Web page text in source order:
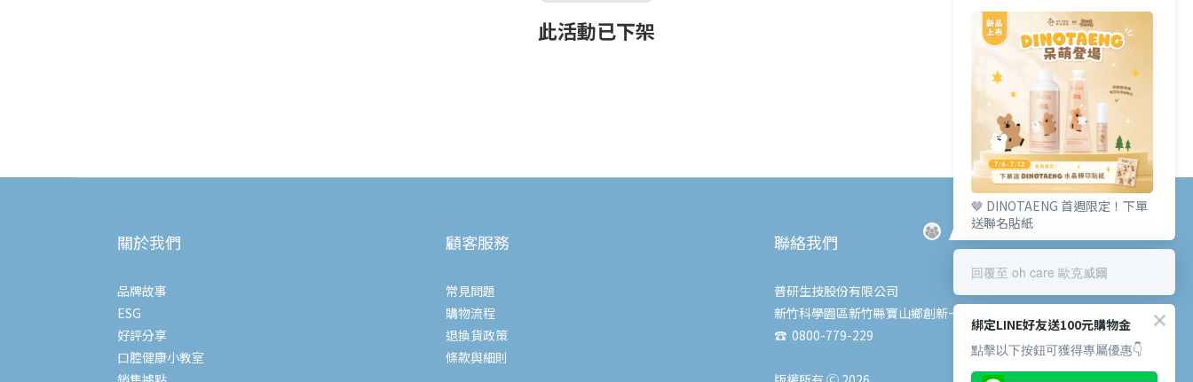
此活動已下架
關於我們
品牌故事
ESG
好評分享
口腔健康小教室
顧客服務
常見問題
購物流程
退換貨政策
條款與細則
聯絡我們
普研生技股份有限公司
新竹科學園區新竹縣寶山鄉創新一路6號
☎ 0800-779-229
🤎 DINOTAENG 首週限定！下單
送聯名貼紙
回覆至 oh care 歐克威爾
綁定LINE好友送100元購物金
點擊以下按鈕可獲得專屬優惠👇